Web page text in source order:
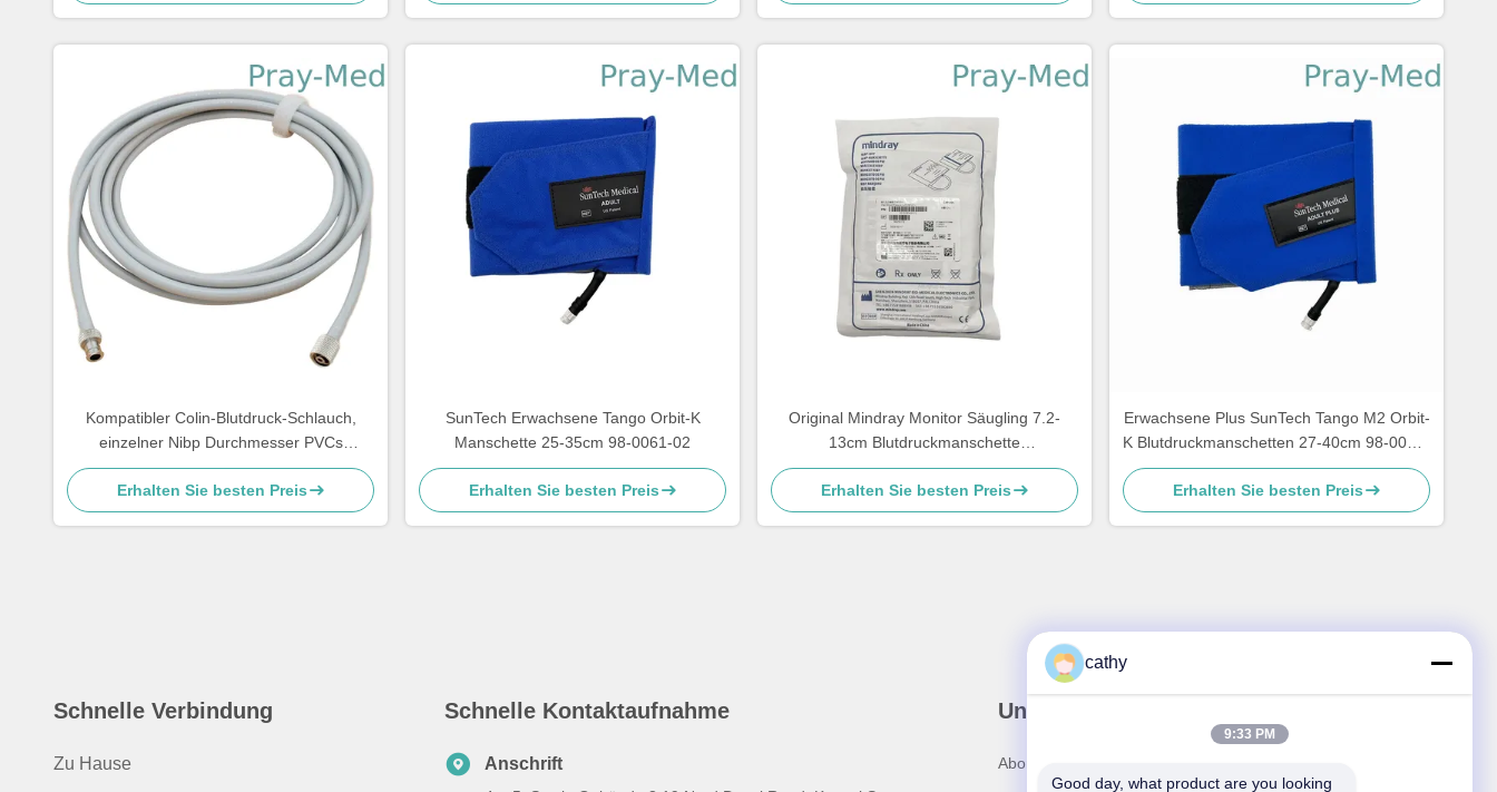
Kompatibler Colin-Blutdruck-Schlauch,
einzelner Nibp Durchmesser PVCs
Schlauch-4.0mm
Erhalten Sie besten Preis
SunTech Erwachsene Tango Orbit-K
Manschette 25-35cm 98-0061-02
Erhalten Sie besten Preis
Original Mindray Monitor Säugling 7.2-
13cm Blutdruckmanschette
wiederverwendbar CM1201
Erhalten Sie besten Preis
Erwachsene Plus SunTech Tango M2 Orbit-
K Blutdruckmanschetten 27-40cm 98-0061-
05
Erhalten Sie besten Preis
Schnelle Verbindung
Zu Hause
Schnelle Kontaktaufnahme
Anschrift
Unser Newsletter
Abonnieren Sie unseren Newsletter für Rabatte und mehr.
cathy
9:33 PM
Good day, what product are you looking